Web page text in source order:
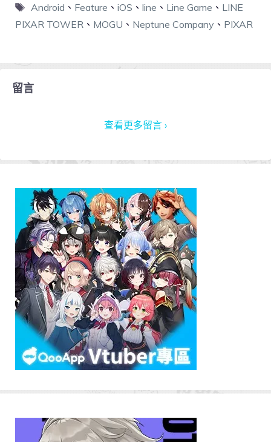
Android 、 Feature 、 iOS 、 line 、 Line Game 、 LINE
PIXAR TOWER 、 MOGU 、 Neptune Company 、 PIXAR
留言
查看更多留言 ›